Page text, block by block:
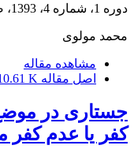
دوره 1، شماره 4، 1393، صفحه
محمد مولوی
مشاهده مقاله
اصل مقاله K
جستاری در
کفر یا عدم کفر